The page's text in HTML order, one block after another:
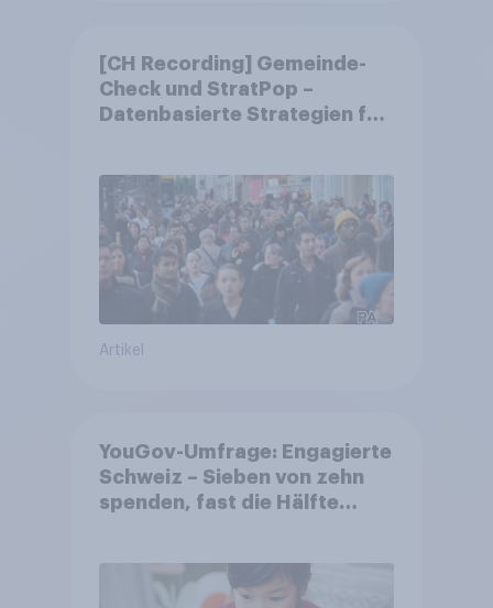
[CH Recording] Gemeinde-
Check und StratPop –
Datenbasierte Strategien für
Artikel
YouGov-Umfrage: Engagierte
Schweiz – Sieben von zehn
spenden, fast die Hälfte